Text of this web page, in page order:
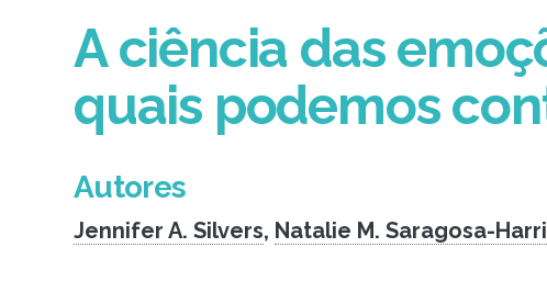
A ciência das
quais podemos
Autores
Jennifer A. Silvers, Natalie M. Saragosa-